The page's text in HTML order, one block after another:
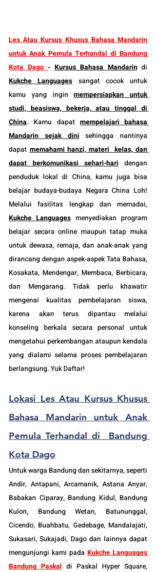
Les Atau Kursus Khusus Bahasa Mandarin
untuk Anak Pemula Terhandal di Bandung
Kota Dago - Kursus Bahasa Mandarin
Kukche Languages sangat cocok untuk
kamu yang ingin mempersiapkan untuk
studi, beasiswa, bekerja, atau tinggal di
China. Kamu dapat mempelajari bahasa
Mandarin sejak dini sehingga nantinya
dapat memahami hanzi, materi  kelas, dan
dapat berkomunikasi sehari-hari dengan
penduduk lokal di China, kamu juga bisa
belajar budaya-budaya Negara China Loh!
Kukche Languages menyediakan program
belajar secara online maupun tatap muka
untuk dewasa, remaja, dan anak-anak yang
dirancang dengan aspek-aspek Tata Bahasa,
Kosakata, Mendengar, Membaca, Berbicara,
dan Mengarang. Tidak perlu khawatir
mengenai kualitas pembelajaran siswa,
karena akan terus dipantau melalui
konseling berkala secara personal untuk
mengetahui perkembangan ataupun kendala
yang dialami selama proses pembelajaran
berlangsung. Yuk Daftar!
Lokasi Les Atau Kursus Khusus
Bahasa Mandarin untuk Anak
Pemula Terhandal di  Bandung
Kota Dago
Untuk warga Bandung dan sekitarnya, seperti
Andir, Antapani, Arcamanik, Astana Anyar,
Babakan Ciparay, Bandung Kidul, Bandung
Kulon, Bandung Wetan, Batununggal,
Cicendo, Buahbatu, Gedebage, Mandalajati,
Sukasari, Sukajadi, Dago dan lainnya dapat
mengunjungi kami pada Kukche Languages
Bandung Paskal di Paskal Hyper Square,